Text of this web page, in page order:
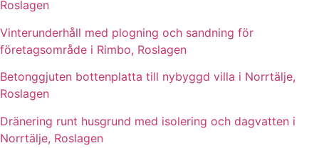
Roslagen
Vinterunderhåll med plogning och sandning för
företagsområde i Rimbo, Roslagen
Betonggjuten bottenplatta till nybyggd villa i Norrtälje,
Roslagen
Dränering runt husgrund med isolering och dagvatten i
Norrtälje, Roslagen